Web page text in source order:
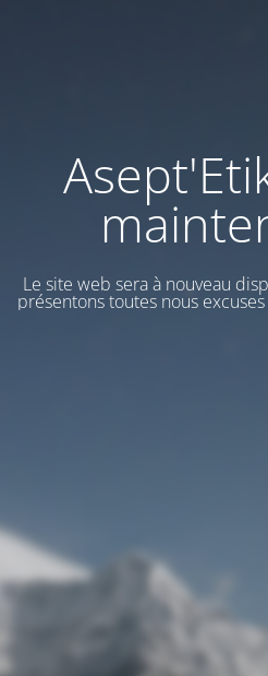
Le site web sera à nouveau
présentons toutes nous excuses